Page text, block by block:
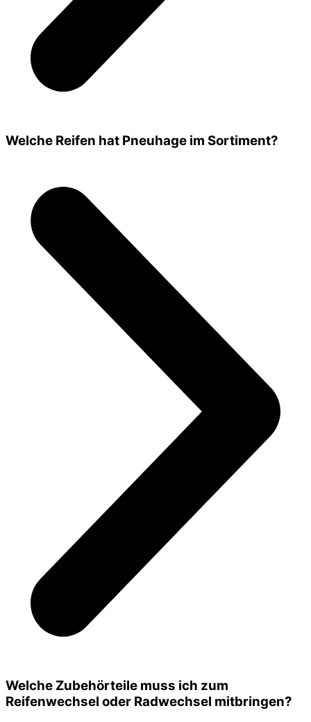
Welche Reifen hat Pneuhage im Sortiment?
Welche Zubehörteile muss ich zum
Reifenwechsel oder Radwechsel mitbringen?